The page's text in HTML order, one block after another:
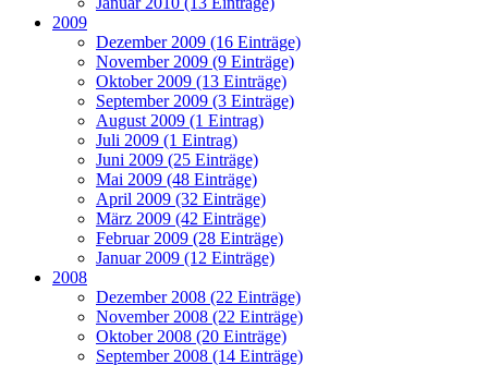
2009
Dezember 2009 (16 Einträge)
November 2009 (9 Einträge)
Oktober 2009 (13 Einträge)
September 2009 (3 Einträge)
August 2009 (1 Eintrag)
Juli 2009 (1 Eintrag)
Juni 2009 (25 Einträge)
Mai 2009 (48 Einträge)
April 2009 (32 Einträge)
März 2009 (42 Einträge)
Februar 2009 (28 Einträge)
Januar 2009 (12 Einträge)
2008
Dezember 2008 (22 Einträge)
November 2008 (22 Einträge)
Oktober 2008 (20 Einträge)
September 2008 (14 Einträge)